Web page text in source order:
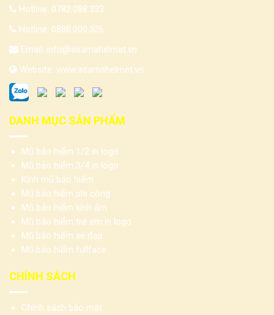
Hotline: 0782.088.333
Hotline: 0888.000.336
Email: info@asamahelmet.vn
Website: www.asamahelmet.vn
DANH MỤC SẢN PHẨM
Mũ bảo hiểm 1/2 in logo
Mũ bảo hiểm 3/4 in logo
Kính mũ bảo hiểm
Mũ bảo hiểm phi công
Mũ bảo hiểm kính âm
Mũ bảo hiểm trẻ em in logo
Mũ bảo hiểm xe đạp
Mũ bảo hiểm fullface
CHÍNH SÁCH
Chính sách bảo mật